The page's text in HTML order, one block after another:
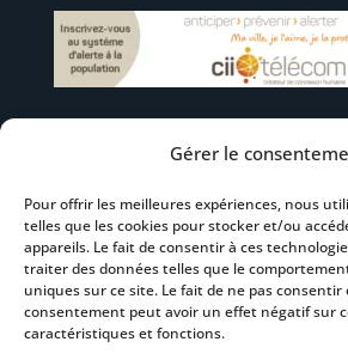
Gérer le
Pour offrir les meilleures expériences, nous
telles que les cookies pour stocker et/ou
appareils. Le fait de consentir à ces
traiter des données telles que le
uniques sur ce site. Le fait de ne pas
consentement peut avoir un effet négatif sur
caractéristiques et fonctions.
Suivez-nous
S’abonner à la newsletter